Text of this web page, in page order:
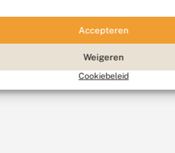
Accepteren
Weigeren
Cookiebeleid